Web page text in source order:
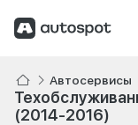
Автосервисы
(2014-2016)